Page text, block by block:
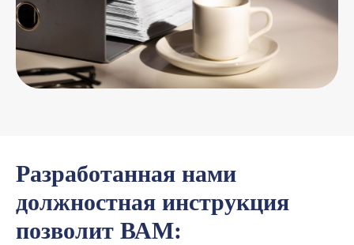
Разработанная нами
должностная инструкция
позволит ВАМ: